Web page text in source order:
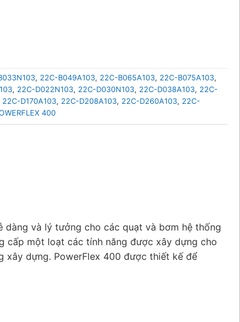
, 22C-B049A103, 22C-B065A103, 22C-B075A103,
, 22C-D022N103, 22C-D030N103, 22C-D038A103, 22C-
22C-D170A103, 22C-D208A103, 22C-D260A103, 22C-
400
dàng và lý tưởng cho các quạt và bơm hệ thống
cấp một loạt các tính năng được xây dựng cho
xây dựng. PowerFlex 400 được thiết kế để